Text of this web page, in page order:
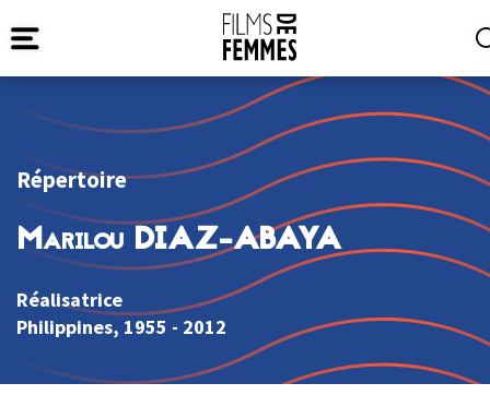
Répertoire
Marilou DIAZ-ABAYA
Réalisatrice
Philippines, 1955 - 2012